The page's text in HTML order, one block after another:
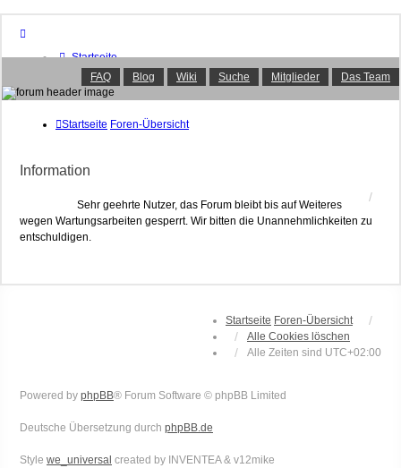
Startseite
Foren-Übersicht
FAQ
Suche
Aktive Themen
Das Team
FAQ Blog Wiki Suche Mitglieder Das Team
Startseite Foren-Übersicht
Information
Sehr geehrte Nutzer, das Forum bleibt bis auf Weiteres
wegen Wartungsarbeiten gesperrt. Wir bitten die Unannehmlichkeiten zu
entschuldigen.
Startseite Foren-Übersicht
Alle Cookies löschen
Alle Zeiten sind UTC+02:00
Powered by phpBB® Forum Software © phpBB Limited
Deutsche Übersetzung durch phpBB.de
Style we_universal created by INVENTEA & v12mike